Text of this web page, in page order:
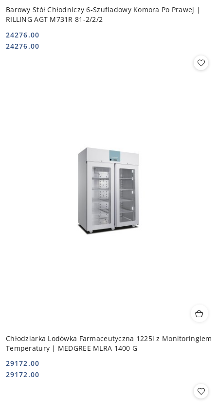
Barowy Stół Chłodniczy 6-Szufladowy Komora Po Prawej |
RILLING AGT M731R 81-2/2/2
Cena:
24276.00
Cena:
24276.00
Chłodziarka Lodówka Farmaceutyczna 1225l z Monitoringiem
Temperatury | MEDGREE MLRA 1400 G
Cena:
29172.00
Cena:
29172.00